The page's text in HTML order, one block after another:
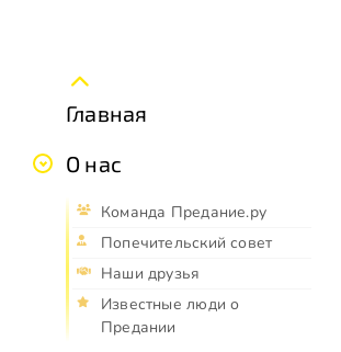
Главная
О нас
Команда Предание.ру
Попечительский совет
Наши друзья
Известные люди о
Предании